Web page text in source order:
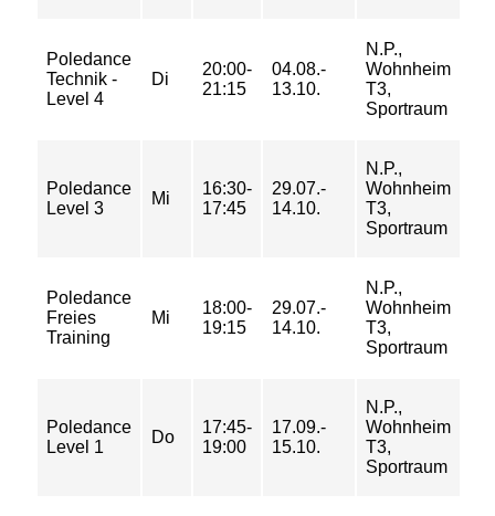
Poledance
Technik -
Level 4
Di
20:00-
21:15
04.08.-
13.10.
N.P.,
Wohnheim
T3,
Sportraum
Poledance
Level 3
Mi
16:30-
17:45
29.07.-
14.10.
N.P.,
Wohnheim
T3,
Sportraum
Poledance
Freies
Training
Mi
18:00-
19:15
29.07.-
14.10.
N.P.,
Wohnheim
T3,
Sportraum
Poledance
Level 1
Do
17:45-
19:00
17.09.-
15.10.
N.P.,
Wohnheim
T3,
Sportraum